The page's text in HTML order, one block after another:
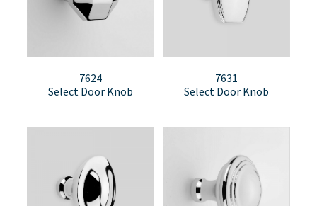
7624
Select Door Knob
7631
Select Door Knob